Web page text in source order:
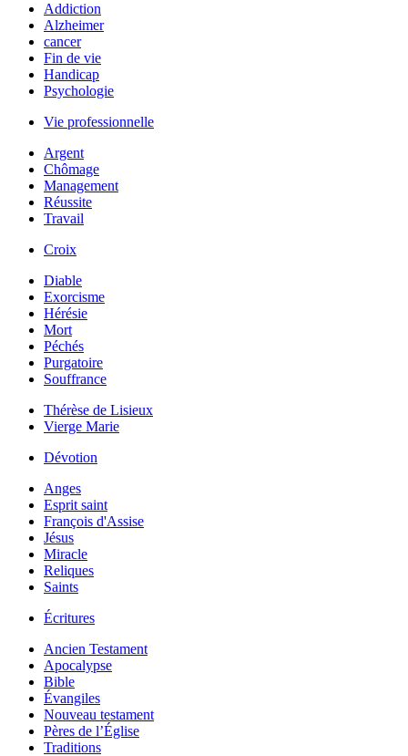
Addiction
Alzheimer
cancer
Fin de vie
Handicap
Psychologie
Vie professionnelle
Argent
Chômage
Management
Réussite
Travail
Croix
Diable
Exorcisme
Hérésie
Mort
Péchés
Purgatoire
Souffrance
Thérèse de Lisieux
Vierge Marie
Dévotion
Anges
Esprit saint
François d'Assise
Jésus
Miracle
Reliques
Saints
Écritures
Ancien Testament
Apocalypse
Bible
Évangiles
Nouveau testament
Pères de l’Église
Traditions